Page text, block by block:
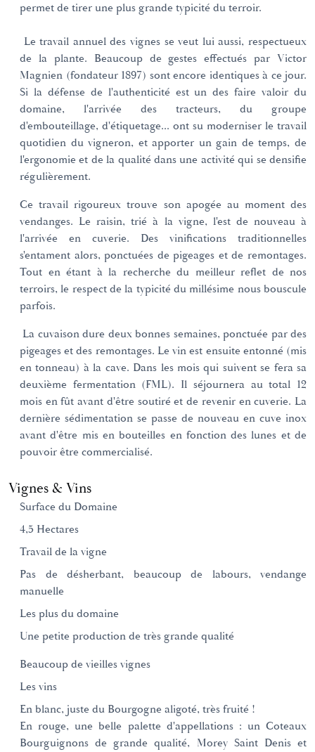
permet de tirer une plus grande typicité du terroir.
Le travail annuel des vignes se veut lui aussi, respectueux
de la plante. Beaucoup de gestes effectués par Victor
Magnien (fondateur 1897) sont encore identiques à ce jour.
Si la défense de l'authenticité est un des faire valoir du
domaine, l'arrivée des tracteurs, du groupe
d'embouteillage, d'étiquetage... ont su moderniser le travail
quotidien du vigneron, et apporter un gain de temps, de
l'ergonomie et de la qualité dans une activité qui se densifie
régulièrement.
Ce travail rigoureux trouve son apogée au moment des
vendanges. Le raisin, trié à la vigne, l'est de nouveau à
l'arrivée en cuverie. Des vinifications traditionnelles
s'entament alors, ponctuées de pigeages et de remontages.
Tout en étant à la recherche du meilleur reflet de nos
terroirs, le respect de la typicité du millésime nous bouscule
parfois.
La cuvaison dure deux bonnes semaines, ponctuée par des
pigeages et des remontages. Le vin est ensuite entonné (mis
en tonneau) à la cave. Dans les mois qui suivent se fera sa
deuxième fermentation (FML). Il séjournera au total 12
mois en fût avant d'être soutiré et de revenir en cuverie. La
dernière sédimentation se passe de nouveau en cuve inox
avant d'être mis en bouteilles en fonction des lunes et de
pouvoir être commercialisé.
Vignes & Vins
Surface du Domaine
4,5 Hectares
Travail de la vigne
Pas de désherbant, beaucoup de labours, vendange
manuelle
Les plus du domaine
Une petite production de très grande qualité
Beaucoup de vieilles vignes
Les vins
En blanc, juste du Bourgogne aligoté, très fruité !
En rouge, une belle palette d'appellations : un Coteaux
Bourguignons de grande qualité, Morey Saint Denis et